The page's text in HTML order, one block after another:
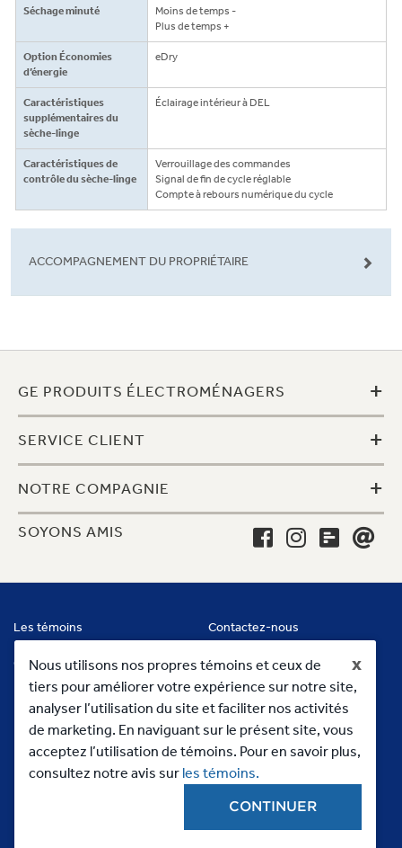
x
Nous utilisons nos propres témoins et ceux de
tiers pour améliorer votre expérience sur notre site,
analyser l’utilisation du site et faciliter nos activités
de marketing. En naviguant sur le présent site, vous
acceptez l’utilisation de témoins. Pour en savoir plus,
consultez notre avis sur les témoins.
CONTINUER
Séchage minuté
Moins de temps -
Plus de temps +
Option Économies
d’énergie
eDry
Caractéristiques
supplémentaires du
sèche-linge
Éclairage intérieur à DEL
Caractéristiques de
contrôle du sèche-linge
Verrouillage des commandes
Signal de fin de cycle réglable
Compte à rebours numérique du cycle
ACCOMPAGNEMENT DU PROPRIÉTAIRE
GE PRODUITS ÉLECTROMÉNAGERS +
SERVICE CLIENT +
NOTRE COMPAGNIE +
SOYONS AMIS
Les témoins Contactez-nous
Conditions
Copyright 2023, MC Commercial Inc. All Rights Reserved